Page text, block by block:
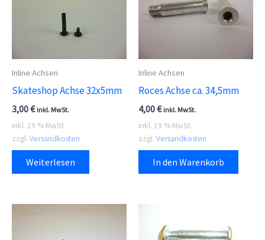
Inline Achsen
Skateshop Achse 32x5mm
3,00€ inkl. MwSt.
inkl. 19 % MwSt.
zzgl. Versandkosten
Weiterlesen
Inline Achsen
Roces Achse ca. 34,5mm
4,00€ inkl. MwSt.
inkl. 19 % MwSt.
zzgl. Versandkosten
In den Warenkorb